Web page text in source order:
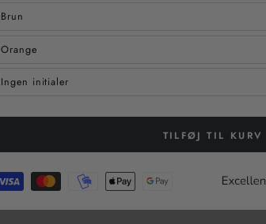
Brun
Orange
Ingen initialer
TILFØJ TIL KURV